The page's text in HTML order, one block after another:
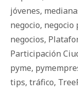
jóvenes,
negocio, negocio
negocios,
Participación
pyme,
tips, tráfico,